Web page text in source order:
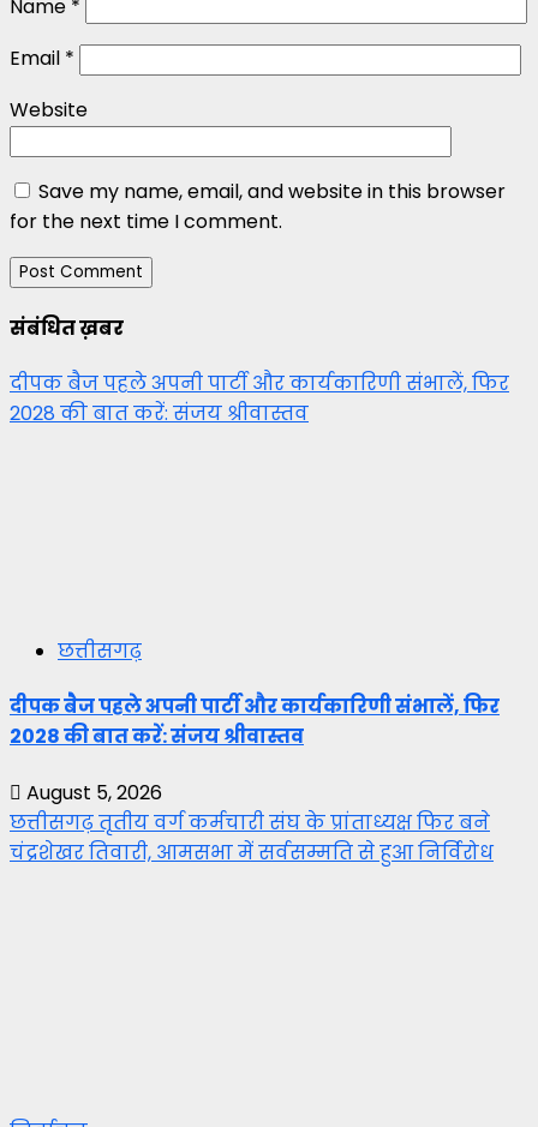
Name *
Email *
Website
Save my name, email, and website in this browser
for the next time I comment.
संबंधित ख़बर
दीपक बैज पहले अपनी पार्टी और कार्यकारिणी संभालें, फिर
2028 की बात करें: संजय श्रीवास्तव
छत्तीसगढ़
दीपक बैज पहले अपनी पार्टी और कार्यकारिणी संभालें, फिर
2028 की बात करें: संजय श्रीवास्तव
August 5, 2026
छत्तीसगढ़ तृतीय वर्ग कर्मचारी संघ के प्रांताध्यक्ष फिर बने
चंद्रशेखर तिवारी, आमसभा में सर्वसम्मति से हुआ निर्विरोध